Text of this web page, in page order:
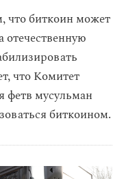
что биткоин может
отечественную
что Комитет
фетв мусульман
биткоином.